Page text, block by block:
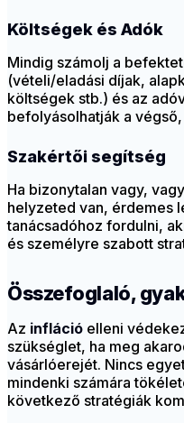
Költségek és Adók
Mindig számolj a
(vételi/eladási díjak,
költségek stb.) és az
befolyásolhatják a
Szakértői segítség
Ha bizonytalan vagy,
helyzeted van, érdemes
tanácsadóhoz fordulni,
és személyre szabott
Összefoglaló,
Az infláció elleni
szükséglet, ha meg
vásárlóerejét. Nincs
mindenki számára
következő stratégiák